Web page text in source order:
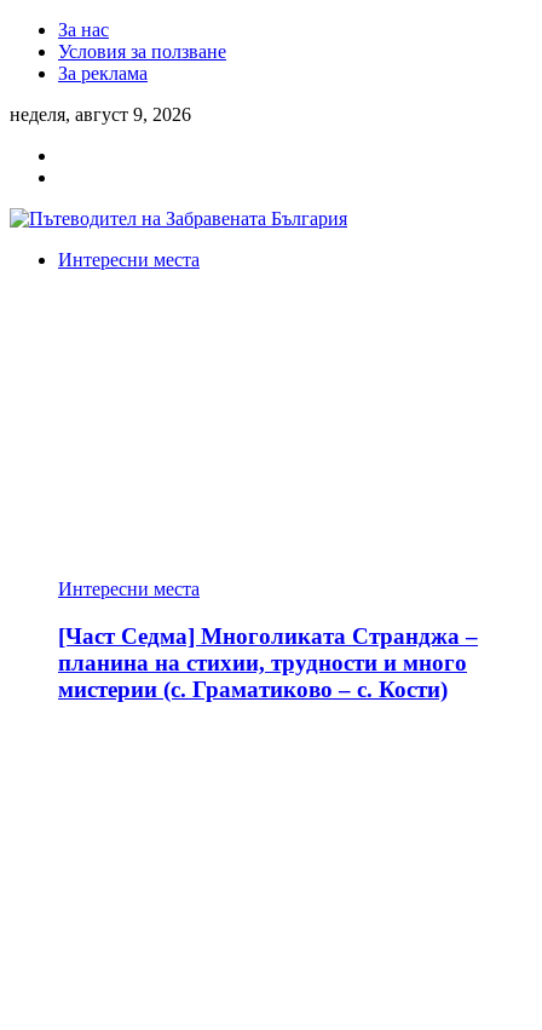
За нас
Условия за ползване
За реклама
неделя, август 9, 2026
Интересни места
Интересни места
[Част Седма] Многоликата Странджа –
планина на стихии, трудности и много
мистерии (с. Граматиково – с. Кости)